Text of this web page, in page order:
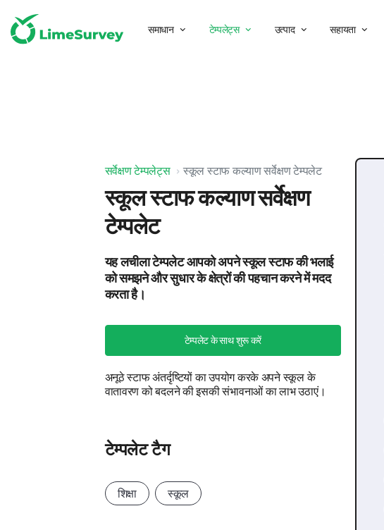
समाधान टेम्पलेट्स उत्पाद सहायता
सर्वेक्षण टेम्पलेट्स स्कूल स्टाफ कल्याण सर्वेक्षण टेम्पलेट
स्कूल स्टाफ कल्याण सर्वेक्षण
टेम्पलेट
यह लचीला टेम्पलेट आपको अपने स्कूल स्टाफ की भलाई
को समझने और सुधार के क्षेत्रों की पहचान करने में मदद
करता है।
टेम्पलेट के साथ शुरू करें
अनूठे स्टाफ अंतर्दृष्टियों का उपयोग करके अपने स्कूल के
वातावरण को बदलने की इसकी संभावनाओं का लाभ उठाएं।
टेम्पलेट टैग
शिक्षा स्कूल